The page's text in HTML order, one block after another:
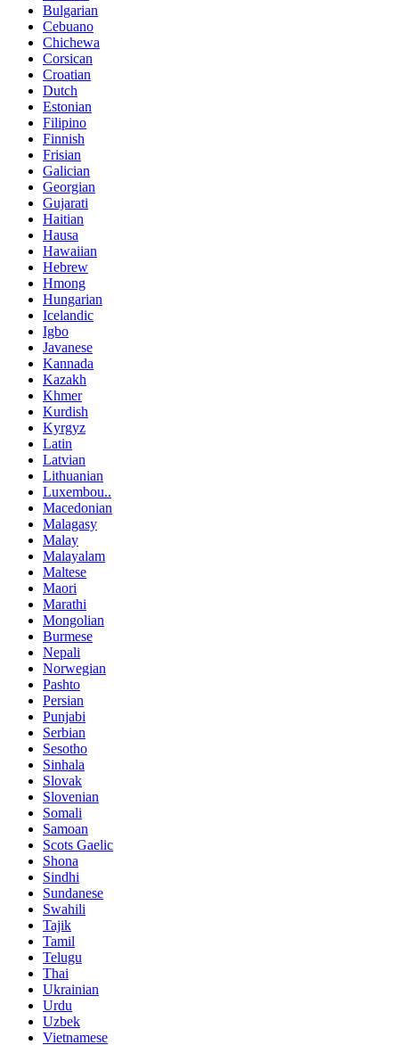
Bulgarian
Cebuano
Chichewa
Corsican
Croatian
Dutch
Estonian
Filipino
Finnish
Frisian
Galician
Georgian
Gujarati
Haitian
Hausa
Hawaiian
Hebrew
Hmong
Hungarian
Icelandic
Igbo
Javanese
Kannada
Kazakh
Khmer
Kurdish
Kyrgyz
Latin
Latvian
Lithuanian
Luxembou..
Macedonian
Malagasy
Malay
Malayalam
Maltese
Maori
Marathi
Mongolian
Burmese
Nepali
Norwegian
Pashto
Persian
Punjabi
Serbian
Sesotho
Sinhala
Slovak
Slovenian
Somali
Samoan
Scots Gaelic
Shona
Sindhi
Sundanese
Swahili
Tajik
Tamil
Telugu
Thai
Ukrainian
Urdu
Uzbek
Vietnamese